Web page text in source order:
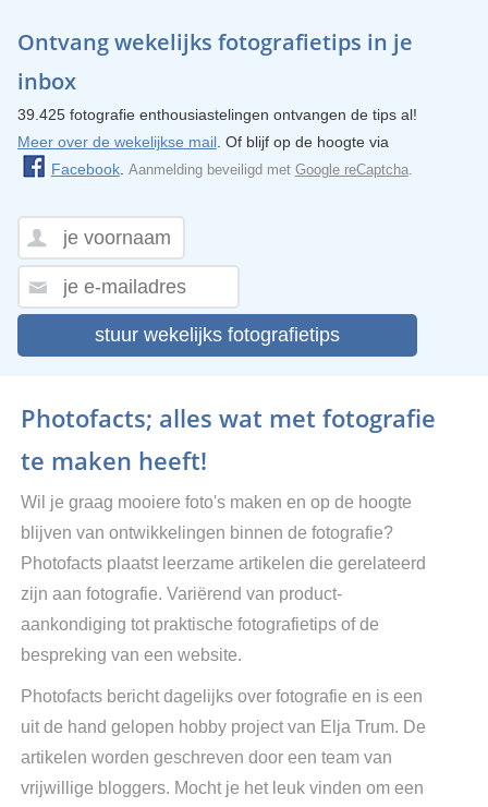
Ontvang wekelijks fotografietips in je
inbox
39.425 fotografie enthousiastelingen ontvangen de tips al!
Meer over de wekelijkse mail. Of blijf op de hoogte via
Facebook. Aanmelding beveiligd met Google reCaptcha.
stuur wekelijks fotografietips
Photofacts; alles wat met fotografie
te maken heeft!
Wil je graag mooiere foto's maken en op de hoogte
blijven van ontwikkelingen binnen de fotografie?
Photofacts plaatst leerzame artikelen die gerelateerd
zijn aan fotografie. Variërend van product-
aankondiging tot praktische fotografietips of de
bespreking van een website.
Photofacts bericht dagelijks over fotografie en is een
uit de hand gelopen hobby project van Elja Trum. De
artikelen worden geschreven door een team van
vrijwillige bloggers. Mocht je het leuk vinden om een